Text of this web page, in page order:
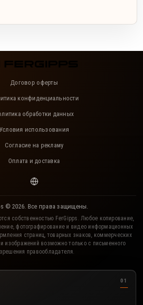
Договор оферты
конфиденциальности
обработки данных
Условия использования
Согласие на рекламу
Оплата и доставка
© 2026. Все права защищены.
собственностью FerGipps. Любое копирование,
фотографирование и видео информационных
страниц, товарных знаков, коммерческих
и изображений возможно только с письменного
правообладателя.
сайта FerGipps